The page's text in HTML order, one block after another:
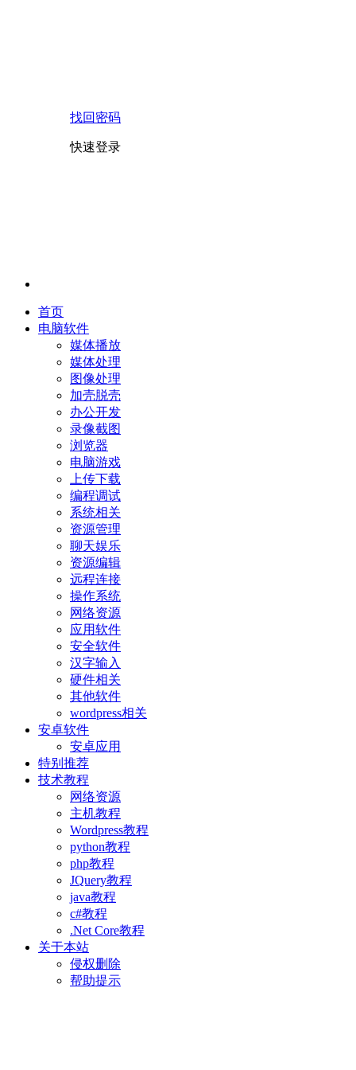
找回密码
快速登录
首页
电脑软件
媒体播放
媒体处理
图像处理
加壳脱壳
办公开发
录像截图
浏览器
电脑游戏
上传下载
编程调试
系统相关
资源管理
聊天娱乐
资源编辑
远程连接
操作系统
网络资源
应用软件
安全软件
汉字输入
硬件相关
其他软件
wordpress相关
安卓软件
安卓应用
特别推荐
技术教程
网络资源
主机教程
Wordpress教程
python教程
php教程
JQuery教程
java教程
c#教程
.Net Core教程
关于本站
侵权删除
帮助提示